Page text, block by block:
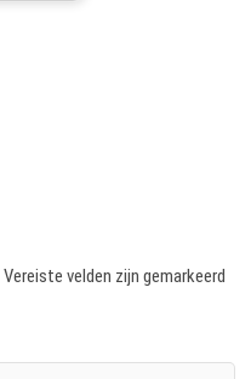
Vereiste velden zijn gemarkeerd